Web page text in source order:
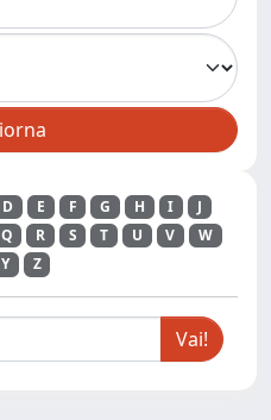
D E F G H I
J
Q R S T U V
W
Y Z